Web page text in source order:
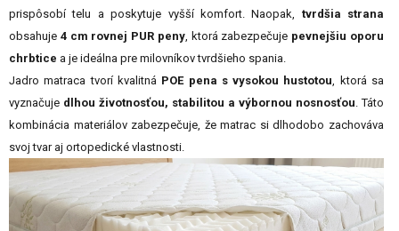
prispôsobí telu a poskytuje vyšší komfort. Naopak, tvrdšia strana
obsahuje 4 cm rovnej PUR peny, ktorá zabezpečuje pevnejšiu oporu
chrbtice a je ideálna pre milovníkov tvrdšieho spania.
Jadro matraca tvorí kvalitná POE pena s vysokou hustotou, ktorá sa
vyznačuje dlhou životnosťou, stabilitou a výbornou nosnosťou. Táto
kombinácia materiálov zabezpečuje, že matrac si dlhodobo zachováva
svoj tvar aj ortopedické vlastnosti.